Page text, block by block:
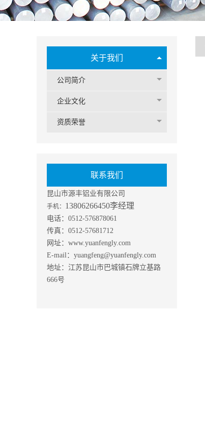
关于我们
公司简介
企业文化
资质荣誉
联系我们
昆山市源丰铝业有限公司
手机： 13806266450李经理
电话：0512-576878061
传真：0512-57681712
网址：www.yuanfengly.com
E-mail：yuangfeng@yuanfengly.com
地址：江苏昆山市巴城镇石牌立基路
666号